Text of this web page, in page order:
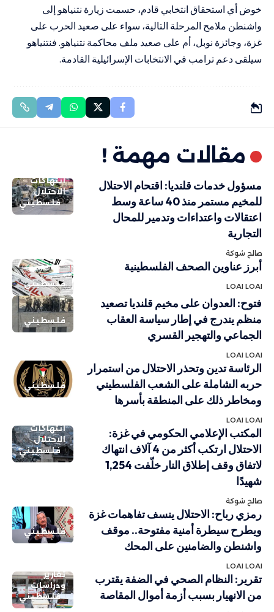
خوض أي استحقاق انتخابي قادم، حسمت زيارة نتنياهو إلى
واشنطن ملامح المرحلة التالية، سواء على صعيد الحرب على
غزة، وجائزة نوبل، أم على صعيد ملف محاكمة نتنياهو. فنتنياهو
سيلقى دعم ترامب في الانتخابات الإسرائيلية القادمة.
مقالات مهمة !
انتهاكات
الاحتلال
فلسطيني
مسؤول خدمات قلنديا: اقتحام الاحتلال
للمخيم مستمر منذ 40 ساعة وسط
اعتقالات واعتداءات وتدمير للمحال
التجارية
صالح شوكة
فلسطيني
أبرز عناوين الصحف الفلسطينية
LOAI LOAI
فلسطيني
فتوح: العدوان على مخيم قلنديا تصعيد
منظم يندرج في إطار سياسة العقاب
الجماعي والتهجير القسري
LOAI LOAI
فلسطيني
الرئاسة تدين وتحذر الاحتلال من استمرار
حربه الشاملة على الشعب الفلسطيني
ومخاطر ذلك على المنطقة بأسرها
LOAI LOAI
انتهاكات
الاحتلال
فلسطيني
المكتب الإعلامي الحكومي في غزة:
الاحتلال ارتكب أكثر من 4 آلاف انتهاك
لاتفاق وقف إطلاق النار خلّفت 1,254
شهيدًا
صالح شوكة
فلسطيني
رمزي رباح: الاحتلال ينسف تفاهمات غزة
ويطرح سيطرة أمنية مفتوحة.. موقف
واشنطن والضامنين على المحك
LOAI LOAI
تقارير
ودراسات
فلسطيني
تقرير: النظام الصحي في الضفة يقترب
من الانهيار بسبب أزمة أموال المقاصة